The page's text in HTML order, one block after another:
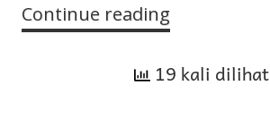
Continue reading
Diberi
19 kali dilihat